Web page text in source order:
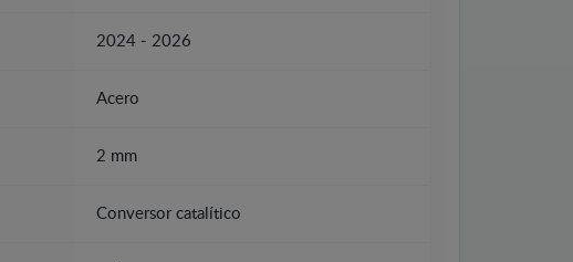
2024 - 2026
Acero
2 mm
Conversor catalítico